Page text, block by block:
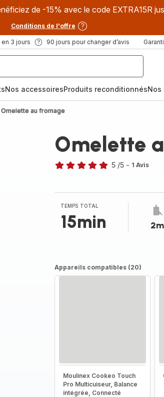
de -15% avec le code EXTRA15R
Conditions de l'offre
3 jours 90 jours pour changer d’avis
Nos accessoiresProduits reconditionnésNos
Omelette au fromage
Omelette
étoiles
(moyenne)
5 /5 - 1 Avis
TEMPS TOTAL
15min
Appareils compatibles (20)
Moulinex Cookeo Touch
Pro Multicuiseur, Balance
intégrée, Connecté